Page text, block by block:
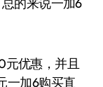
优惠，并且
一加6购买直